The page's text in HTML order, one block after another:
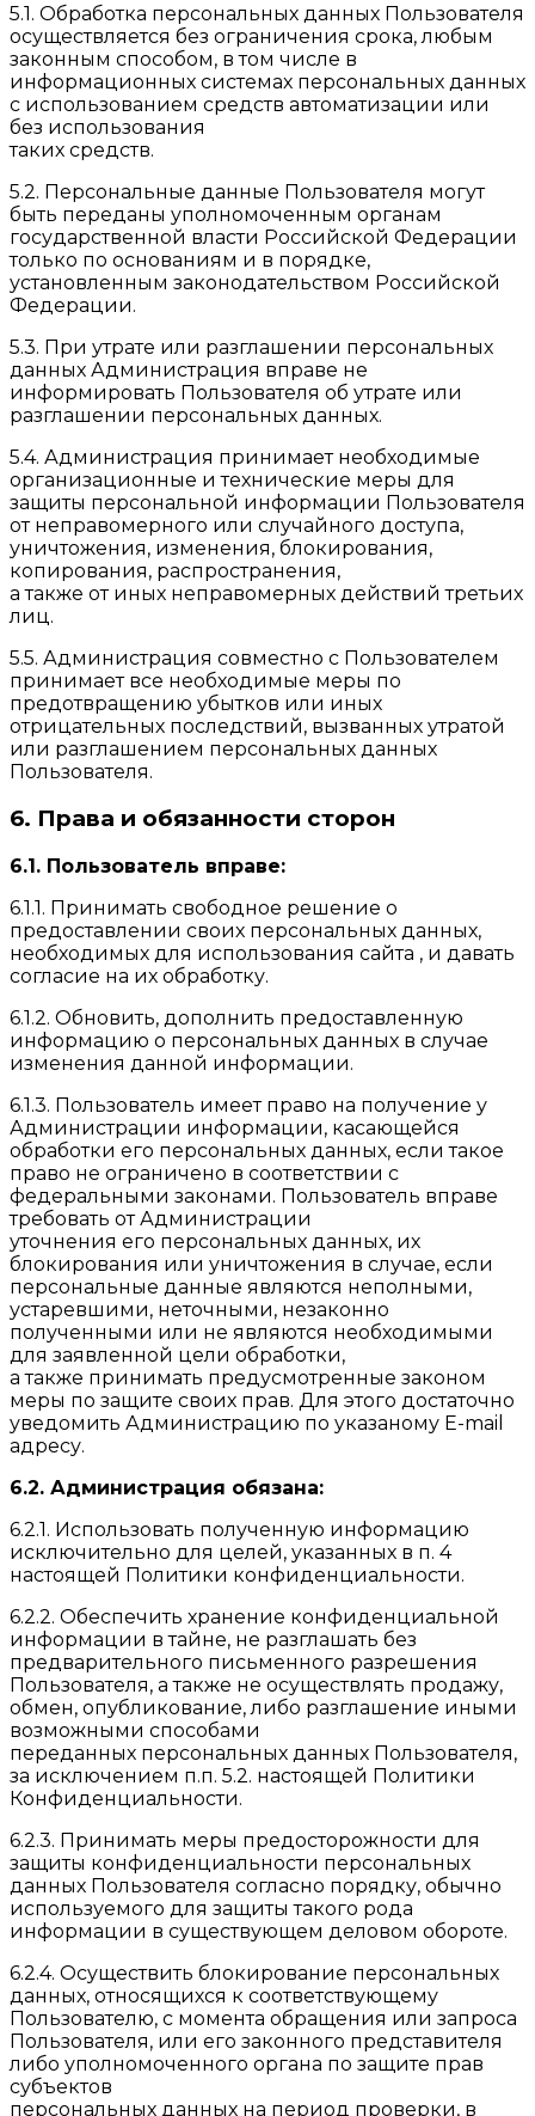
5.1. Обработка персональных данных Пользователя
осуществляется без ограничения срока, любым
законным способом, в том числе в
информационных системах персональных данных
с использованием средств автоматизации или
без использования
таких средств.
5.2. Персональные данные Пользователя могут
быть переданы уполномоченным органам
государственной власти Российской Федерации
только по основаниям и в порядке,
установленным законодательством Российской
Федерации.
5.3. При утрате или разглашении персональных
данных Администрация вправе не
информировать Пользователя об утрате или
разглашении персональных данных.
5.4. Администрация принимает необходимые
организационные и технические меры для
защиты персональной информации Пользователя
от неправомерного или случайного доступа,
уничтожения, изменения, блокирования,
копирования, распространения,
а также от иных неправомерных действий третьих
лиц.
5.5. Администрация совместно с Пользователем
принимает все необходимые меры по
предотвращению убытков или иных
отрицательных последствий, вызванных утратой
или разглашением персональных данных
Пользователя.
6. Права и обязанности сторон
6.1. Пользователь вправе:
6.1.1. Принимать свободное решение о
предоставлении своих персональных данных,
необходимых для использования сайта , и давать
согласие на их обработку.
6.1.2. Обновить, дополнить предоставленную
информацию о персональных данных в случае
изменения данной информации.
6.1.3. Пользователь имеет право на получение у
Администрации информации, касающейся
обработки его персональных данных, если такое
право не ограничено в соответствии с
федеральными законами. Пользователь вправе
требовать от Администрации
уточнения его персональных данных, их
блокирования или уничтожения в случае, если
персональные данные являются неполными,
устаревшими, неточными, незаконно
полученными или не являются необходимыми
для заявленной цели обработки,
а также принимать предусмотренные законом
меры по защите своих прав. Для этого достаточно
уведомить Администрацию по указаному E-mail
адресу.
6.2. Администрация обязана:
6.2.1. Использовать полученную информацию
исключительно для целей, указанных в п. 4
настоящей Политики конфиденциальности.
6.2.2. Обеспечить хранение конфиденциальной
информации в тайне, не разглашать без
предварительного письменного разрешения
Пользователя, а также не осуществлять продажу,
обмен, опубликование, либо разглашение иными
возможными способами
переданных персональных данных Пользователя,
за исключением п.п. 5.2. настоящей Политики
Конфиденциальности.
6.2.3. Принимать меры предосторожности для
защиты конфиденциальности персональных
данных Пользователя согласно порядку, обычно
используемого для защиты такого рода
информации в существующем деловом обороте.
6.2.4. Осуществить блокирование персональных
данных, относящихся к соответствующему
Пользователю, с момента обращения или запроса
Пользователя, или его законного представителя
либо уполномоченного органа по защите прав
субъектов
персональных данных на период проверки, в